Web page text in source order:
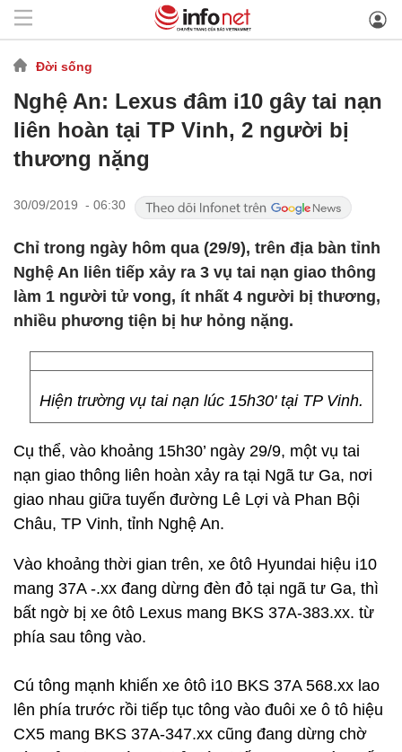
Đời sống
Nghệ An: Lexus đâm i10 gây tai nạn
liên hoàn tại TP Vinh, 2 người bị
thương nặng
30/09/2019 - 06:30
Chỉ trong ngày hôm qua (29/9), trên địa bàn tỉnh
Nghệ An liên tiếp xảy ra 3 vụ tai nạn giao thông
làm 1 người tử vong, ít nhất 4 người bị thương,
nhiều phương tiện bị hư hỏng nặng.
Hiện trường vụ tai nạn lúc 15h30' tại TP Vinh.
Cụ thể, vào khoảng 15h30’ ngày 29/9, một vụ tai
nạn giao thông liên hoàn xảy ra tại Ngã tư Ga, nơi
giao nhau giữa tuyến đường Lê Lợi và Phan Bội
Châu, TP Vinh, tỉnh Nghệ An.
Vào khoảng thời gian trên, xe ôtô Hyundai hiệu i10
mang 37A -.xx đang dừng đèn đỏ tại ngã tư Ga, thì
bất ngờ bị xe ôtô Lexus mang BKS 37A-383.xx. từ
phía sau tông vào.
Cú tông mạnh khiến xe ôtô i10 BKS 37A 568.xx lao
lên phía trước rồi tiếp tục tông vào đuôi xe ô tô hiệu
CX5 mang BKS 37A-347.xx cũng đang dừng chờ